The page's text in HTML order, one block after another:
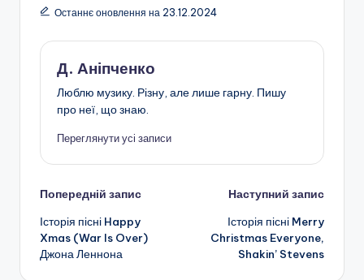
Останнє оновлення на 23.12.2024
Д. Аніпченко
Люблю музику. Різну, але лише гарну. Пишу
про неї, що знаю.
Переглянути усі записи
Навігація
по
запису
Попередній запис
Історія пісні Happy
Xmas (War Is Over)
Джона Леннона
Наступний запис
Історія пісні Merry
Christmas Everyone,
Shakin’ Stevens